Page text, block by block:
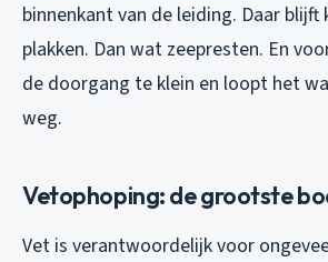
binnenkant van de leiding. Daar blijft
plakken. Dan wat zeepresten. En
de doorgang te klein en loopt het
weg.
Vetophoping: de grootste
Vet is verantwoordelijk voor